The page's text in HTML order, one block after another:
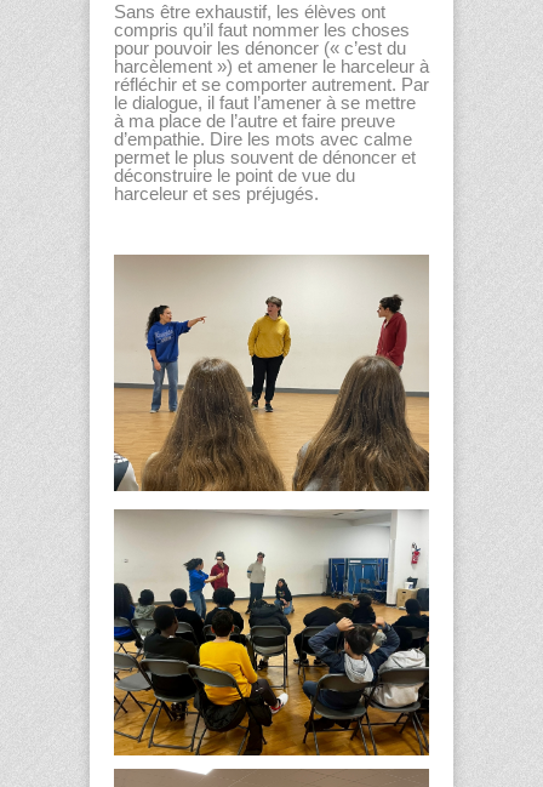
Sans être exhaustif, les élèves ont
compris qu’il faut nommer les choses
pour pouvoir les dénoncer (« c’est du
harcèlement ») et amener le harceleur à
réfléchir et se comporter autrement. Par
le dialogue, il faut l’amener à se mettre
à ma place de l’autre et faire preuve
d’empathie. Dire les mots avec calme
permet le plus souvent de dénoncer et
déconstruire le point de vue du
harceleur et ses préjugés.